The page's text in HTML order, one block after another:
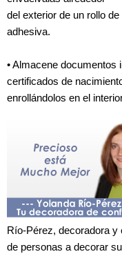
del exterior de un rollo
adhesiva.
• Almacene
certificados de
enrollándolos en el
Río-Pérez, decoradora
de personas a decorar